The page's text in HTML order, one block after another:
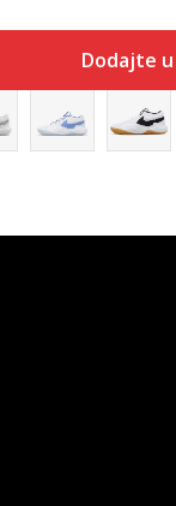
Dodajte